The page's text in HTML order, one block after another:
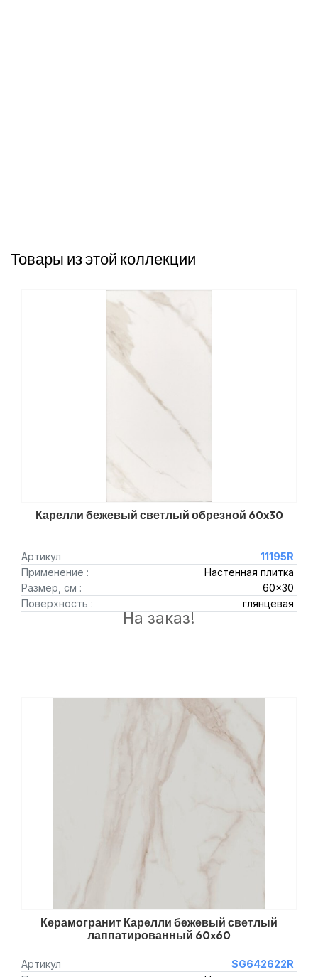
Товары из этой коллекции
Карелли бежевый светлый обрезной 60x30
Артикул
11195R
Применение :
Настенная плитка
Размер, см :
60x30
Поверхность :
глянцевая
На заказ!
Керамогранит Карелли бежевый светлый
лаппатированный 60x60
Артикул
SG642622R